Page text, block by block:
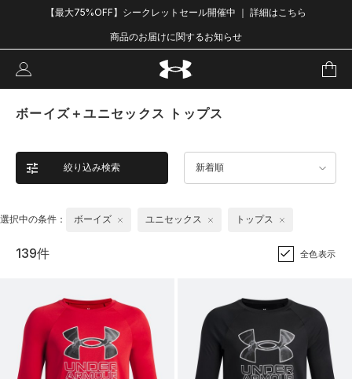
【最大75%OFF】シークレットセール開催中 ｜ 詳細はこちら
商品のお届けに関するお知らせ
ボーイズ＋ユニセックス トップス
絞り込み検索 新着順
選択中の条件： ボーイズ ユニセックス トップス
139件 全色表示